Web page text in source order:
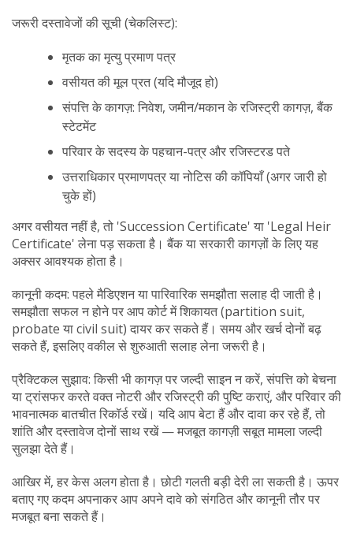
जरूरी दस्तावेजों की सूची (चेकलिस्ट):
मृतक का मृत्यु प्रमाण पत्र
वसीयत की मूल प्रत (यदि मौजूद हो)
संपत्ति के कागज़: निवेश, जमीन/मकान के रजिस्ट्री कागज़, बैंक
स्टेटमेंट
परिवार के सदस्य के पहचान-पत्र और रजिस्टरड पते
उत्तराधिकार प्रमाणपत्र या नोटिस की कॉपियाँ (अगर जारी हो
चुके हों)
अगर वसीयत नहीं है, तो 'Succession Certificate' या 'Legal Heir
Certificate' लेना पड़ सकता है। बैंक या सरकारी कागज़ों के लिए यह
अक्सर आवश्यक होता है।
कानूनी कदम: पहले मैडिएशन या पारिवारिक समझौता सलाह दी जाती है।
समझौता सफल न होने पर आप कोर्ट में शिकायत (partition suit,
probate या civil suit) दायर कर सकते हैं। समय और खर्च दोनों बढ़
सकते हैं, इसलिए वकील से शुरुआती सलाह लेना जरूरी है।
प्रैक्टिकल सुझाव: किसी भी कागज़ पर जल्दी साइन न करें, संपत्ति को बेचना
या ट्रांसफर करते वक्त नोटरी और रजिस्ट्री की पुष्टि कराएं, और परिवार की
भावनात्मक बातचीत रिकॉर्ड रखें। यदि आप बेटा हैं और दावा कर रहे हैं, तो
शांति और दस्तावेज दोनों साथ रखें — मजबूत कागज़ी सबूत मामला जल्दी
सुलझा देते हैं।
आखिर में, हर केस अलग होता है। छोटी गलती बड़ी देरी ला सकती है। ऊपर
बताए गए कदम अपनाकर आप अपने दावे को संगठित और कानूनी तौर पर
मजबूत बना सकते हैं।